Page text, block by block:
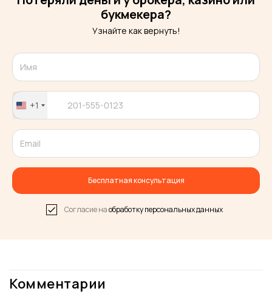
букмекера?
Узнайте как вернуть!
United
States
+1
Бесплатная консультация
Согласие наобработку персональных данных
Комментарии